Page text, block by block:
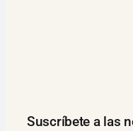
Suscríbete a las